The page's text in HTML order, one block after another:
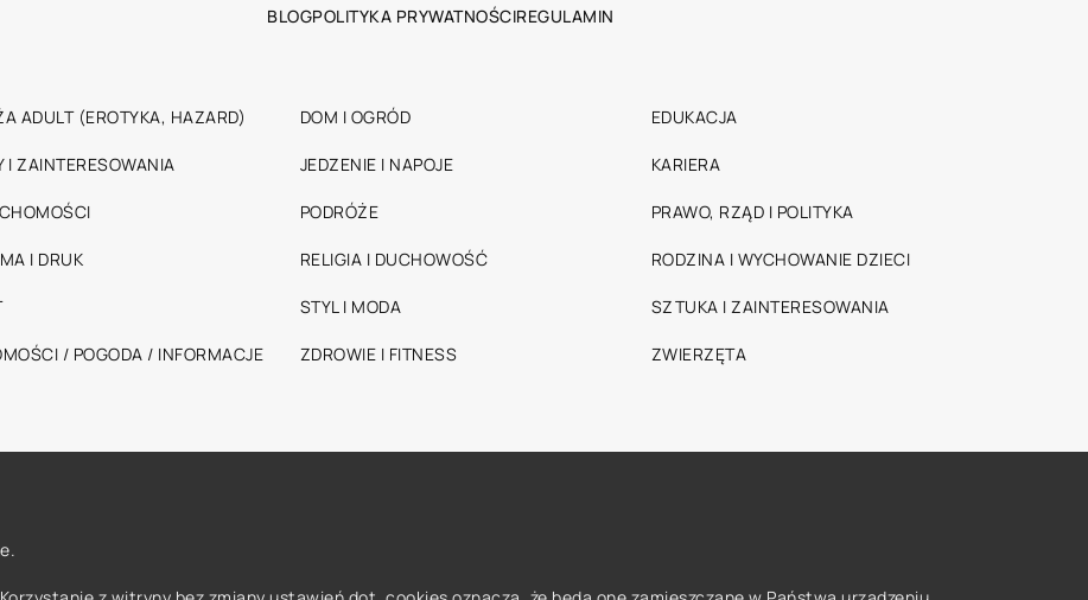
BLOGPOLITYKA PRYWATNOŚCIREGULAMIN
ADULT (EROTYKA, HAZARD) DOM I OGRÓD EDUKACJA
I ZAINTERESOWANIA JEDZENIE I NAPOJE KARIERA
PODRÓŻE PRAWO, RZĄD I POLITYKA
I DRUK RELIGIA I DUCHOWOŚĆ RODZINA I WYCHOWANIE DZIECI
STYL I MODA SZTUKA I ZAINTERESOWANIA
/ POGODA / INFORMACJE ZDROWIE I FITNESS ZWIERZĘTA